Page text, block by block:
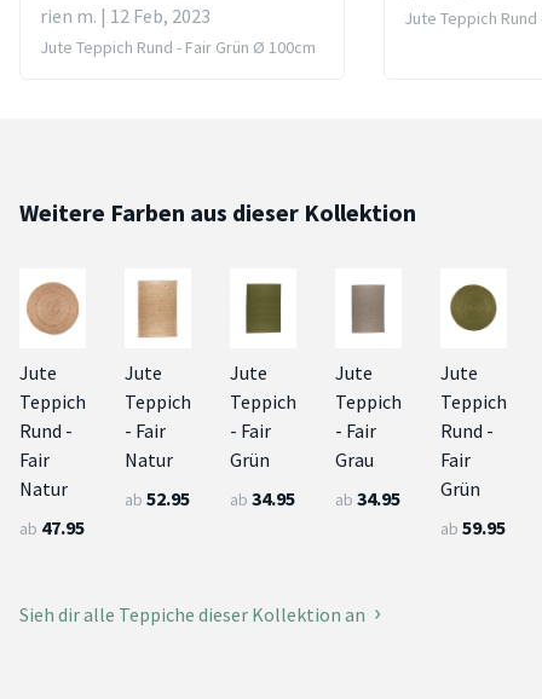
rien m. | 12 Feb, 2023
Jute Teppich Rund - Fair Grün Ø 100cm
Jute Teppich
Weitere Farben aus dieser Kollektion
Jute
Teppich
Rund -
Fair
Natur
ab 47.95
Jute
Teppich
- Fair
Natur
ab 52.95
Jute
Teppich
- Fair
Grün
ab 34.95
Jute
Teppich
- Fair
Grau
ab 34.95
Jute
Teppich
Rund -
Fair
Grün
ab 59.95
Sieh dir alle Teppiche dieser Kollektion an